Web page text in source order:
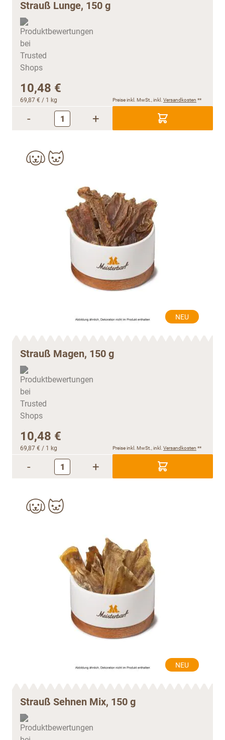
Strauß Lunge, 150 g
10,48 €
69,87 € / 1 kg Preise inkl. MwSt., inkl. Versandkosten **
- +
NEU
Strauß Magen, 150 g
10,48 €
69,87 € / 1 kg Preise inkl. MwSt., inkl. Versandkosten **
- +
NEU
Strauß Sehnen Mix, 150 g